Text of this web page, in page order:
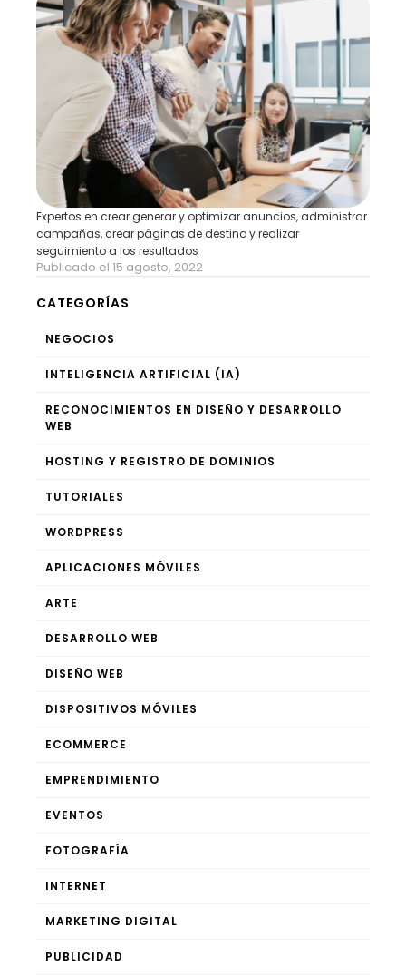
Expertos en crear generar y optimizar anuncios, administrar
campañas, crear páginas de destino y realizar
seguimiento a los resultados
Publicado el 15 agosto, 2022
CATEGORÍAS
NEGOCIOS
INTELIGENCIA ARTIFICIAL (IA)
RECONOCIMIENTOS EN DISEÑO Y DESARROLLO
WEB
HOSTING Y REGISTRO DE DOMINIOS
TUTORIALES
WORDPRESS
APLICACIONES MÓVILES
ARTE
DESARROLLO WEB
DISEÑO WEB
DISPOSITIVOS MÓVILES
ECOMMERCE
EMPRENDIMIENTO
EVENTOS
FOTOGRAFÍA
INTERNET
MARKETING DIGITAL
PUBLICIDAD